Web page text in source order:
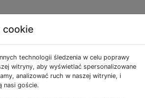
pełną
cookie
technologii śledzenia w celu poprawy
witryny, aby wyświetlać spersonalizowane
analizować ruch w naszej witrynie, i
nasi goście.